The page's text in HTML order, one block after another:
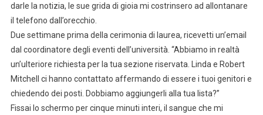
darle la notizia, le sue grida di gioia mi costrinsero ad allontanare
il telefono dall’orecchio.
Due settimane prima della cerimonia di laurea, ricevetti un’email
dal coordinatore degli eventi dell’università. “Abbiamo in realtà
un’ulteriore richiesta per la tua sezione riservata. Linda e Robert
Mitchell ci hanno contattato affermando di essere i tuoi genitori e
chiedendo dei posti. Dobbiamo aggiungerli alla tua lista?”
Fissai lo schermo per cinque minuti interi, il sangue che mi